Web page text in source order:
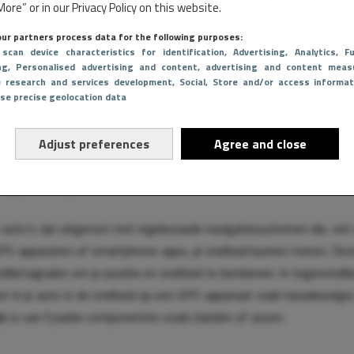
or in our Privacy Policy on this website.
partners process data for the following purposes:
device characteristics for identification, Advertising, Analytics,
, Personalised advertising and content, advertising and content
research and services development, Social, Store and/or access
precise geolocation data
Adjust preferences Agree and close
de werkelijke en weergegeven snelheid kan variëren, maar
en 10%, afhankelijk van factoren zoals bandenslijtage, bandendruk
snelheidsmeter. Deze onnauwkeurigheid is meestal geen
om onbewust te hard rijden te vermijden. Toch betekent dit dat
snelheidsmeter niet altijd de exacte snelheid is waarmee je rijdt.
auto’s zijn uitgerust met ingebouwde navigatiesystemen die, net
apparaten of smartphone-apps, je snelheid kunnen meten.
om je positie en snelheid te berekenen. In
in je auto is de snelheid op een GPS-apparaat vaak
is van fysieke componenten zoals banden of assen.